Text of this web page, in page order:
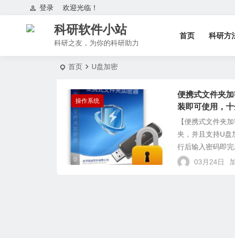
欢迎光临！
登录
科研软件小站
科研之友，为你的科研助力
首页 科研方
首页 U盘加密
操作系统
便携式文件夹
装即可使用，十
【便携式文件夹
夹，并且支持U盘
行后输入密码即
03月24日